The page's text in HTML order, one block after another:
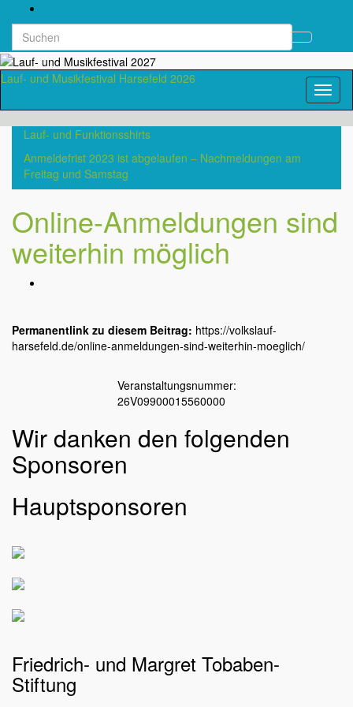
Search
for:
Lauf- und Musikfestival Harsefeld 2026
Lauf- und Funktionsshirts
Anmeldefrist 2023 ist abgelaufen – Nachmeldungen am
Freitag und Samstag
Online-Anmeldungen sind
weiterhin möglich
Permanentlink zu diesem Beitrag: https://volkslauf-
harsefeld.de/online-anmeldungen-sind-weiterhin-moeglich/
Veranstaltungsnummer:
26V09900015560000
Wir danken den folgenden
Sponsoren
Hauptsponsoren
Friedrich- und Margret Tobaben-
Stiftung